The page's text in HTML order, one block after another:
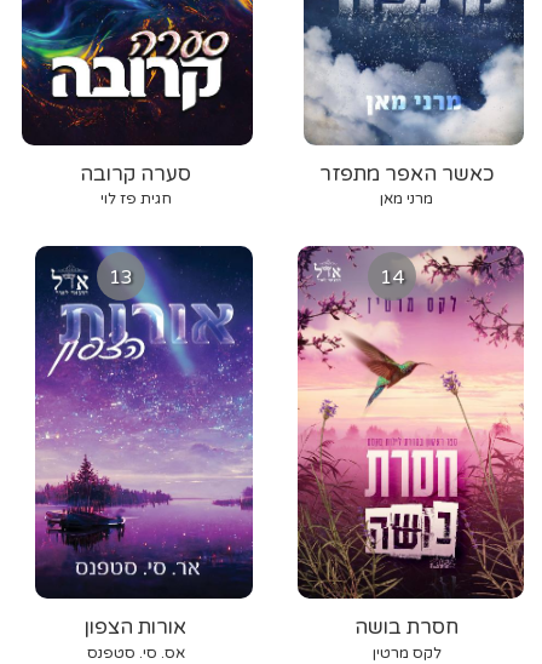
סערה קרובה
חגית פז לוי
כאשר האפר מתפזר
מרני מאן
13
אורות הצפון
אס. סי. סטפנס
14
חסרת בושה
לקס מרטין